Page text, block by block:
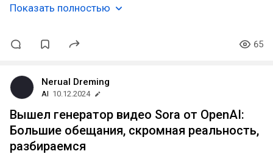
Показать полностью
65
Nerual Dreming
AI 10.12.2024
Вышел генератор видео Sora от OpenAI:
Большие обещания, скромная реальность,
разбираемся